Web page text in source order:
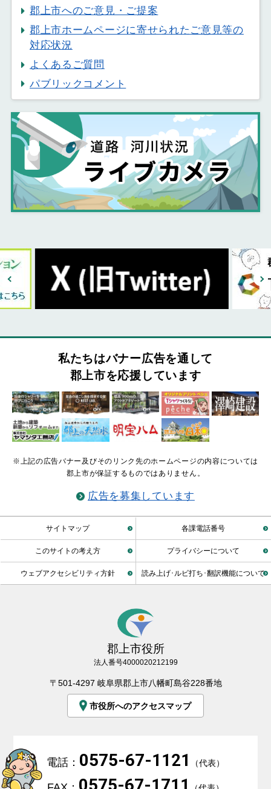
郡上市へのご意見・ご提案
郡上市ホームページに寄せられたご意見等の
対応状況
よくあるご質問
パブリックコメント
私たちはバナー広告を通して
郡上市を応援しています
※上記の広告バナー及びそのリンク先のホームページの内容については
郡上市が保証するものではありません。
広告を募集しています
サイトマップ 各課電話番号
このサイトの考え方 プライバシーについて
ウェブアクセシビリティ方針 読み上げ･ルビ打ち･翻訳機能について
郡上市役所
法人番号4000020212199
〒501-4297 岐阜県郡上市八幡町島谷228番地
市役所へのアクセスマップ
電話： 0575-67-1121 （代表）
0575-67-1711